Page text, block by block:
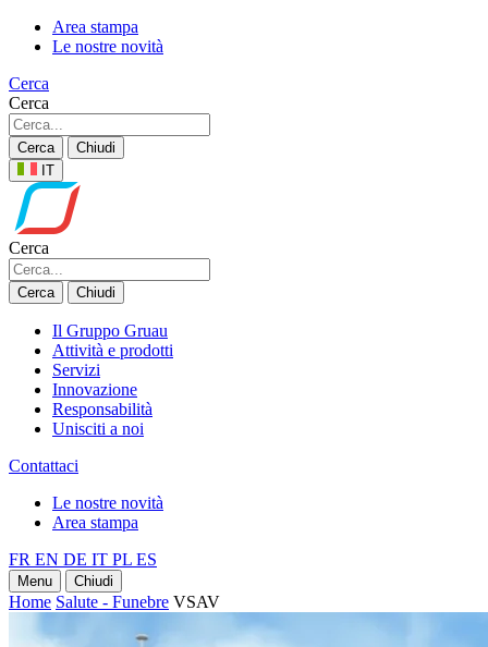
Area stampa
Le nostre novità
Cerca
Cerca
Cerca
Chiudi
IT
Cerca
Cerca Chiudi
Il Gruppo Gruau
Attività e prodotti
Servizi
Innovazione
Responsabilità
Unisciti a noi
Contattaci
Le nostre novità
Area stampa
FR EN DE IT PL ES
Menu Chiudi
Home Salute - Funebre VSAV